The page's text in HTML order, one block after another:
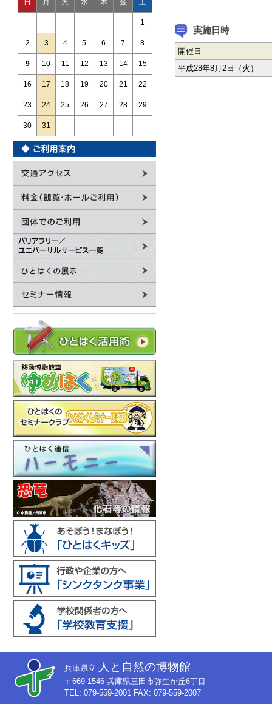
日 月 火 水 木 金 土
1
2 3 4 5 6 7 8
9 10 11 12 13 14 15
16 17 18 19 20 21 22
23 24 25 26 27 28 29
30 31
実施日時
開催日
平成28年8月2日（火）
兵庫県立 人と自然の博物館
〒669-1546 兵庫県三田市弥生が丘6丁目
TEL: 079-559-2001 FAX: 079-559-2007